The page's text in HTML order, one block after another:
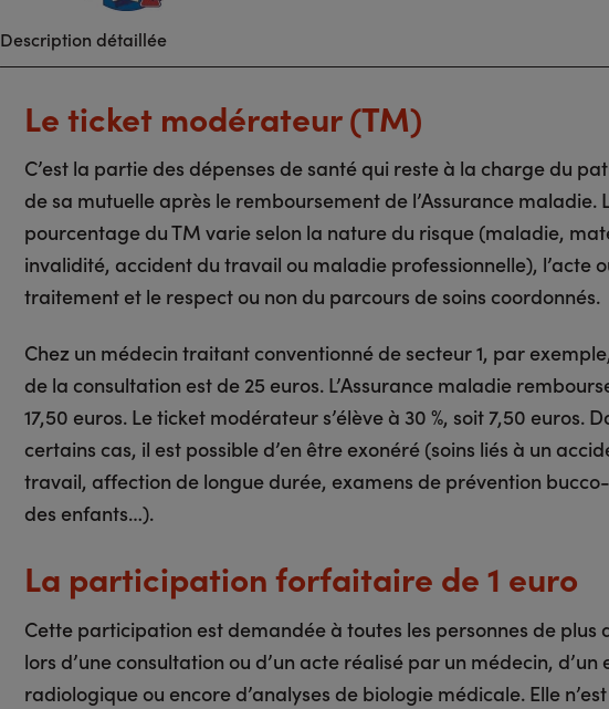
Description détaillée
Le ticket modérateur (TM)
C’est la partie des dépenses de santé qui reste à la charge du
de sa mutuelle après le remboursement de l’Assurance maladie.
pourcentage du TM varie selon la nature du risque (maladie,
invalidité, accident du travail ou maladie professionnelle), l’acte
traitement et le respect ou non du parcours de soins coordonnés.
Chez un médecin traitant conventionné de secteur 1, par
de la consultation est de 25 euros. L’Assurance maladie
17,50 euros. Le ticket modérateur s’élève à 30 %, soit 7,50 euros.
certains cas, il est possible d’en être exonéré (soins liés à un
travail, affection de longue durée, examens de prévention
des enfants…).
La participation forfaitaire de 1 euro
Cette participation est demandée à toutes les personnes de plus
lors d’une consultation ou d’un acte réalisé par un médecin, d’un
radiologique ou encore d’analyses de biologie médicale. Elle